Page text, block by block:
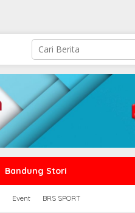
Bandung Stori
Event BRS SPORT